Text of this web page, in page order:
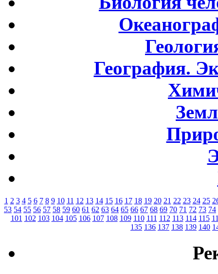
География.
1 2 3 4 5 6 7 8 9 10 11 12 13 14 15 16 17 18 19 20 21 22 23 24 25
53 54 55 56 57 58 59 60 61 62 63 64 65 66 67 68 69 70 71 72 73 74
101 102 103 104 105 106 107 108 109 110 111 112 113 114 115
135 136 137 138 139 140